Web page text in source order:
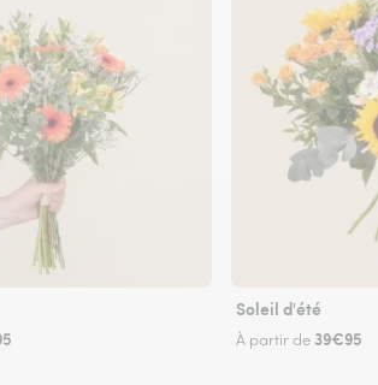
Soleil d'été
À partir de 39€95